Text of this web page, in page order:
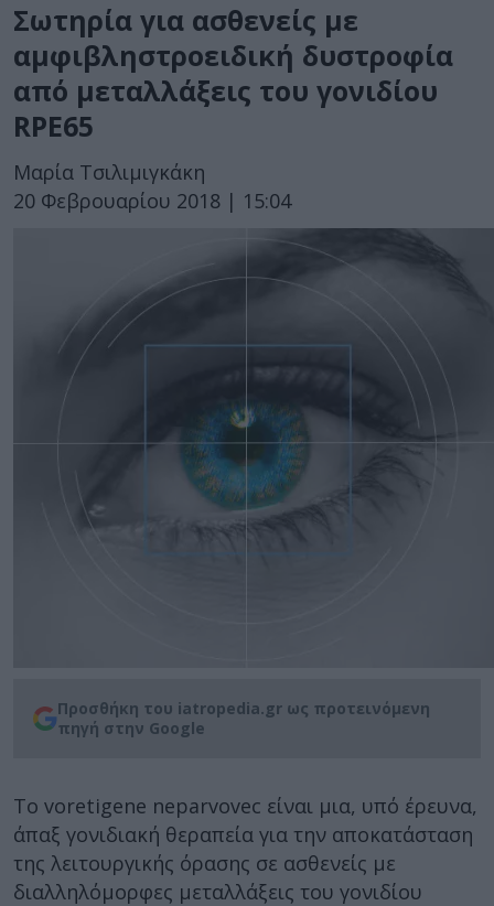
Σωτηρία για ασθενείς με
αμφιβληστροειδική δυστροφία
από μεταλλάξεις του γονιδίου
RPE65
Μαρία Τσιλιμιγκάκη
20 Φεβρουαρίου 2018 | 15:04
Προσθήκη του iatropedia.gr ως προτεινόμενη
πηγή στην Google
Το voretigene neparvovec είναι μια, υπό έρευνα,
άπαξ γονιδιακή θεραπεία για την αποκατάσταση
της λειτουργικής όρασης σε ασθενείς με
διαλληλόμορφες μεταλλάξεις του γονιδίου